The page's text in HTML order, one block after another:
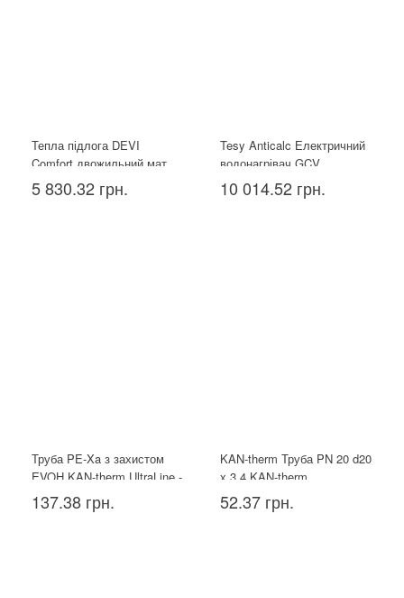
Тепла підлога DEVI
Comfort двожильний мат
150T 1.5 м²
5 830.32 грн.
Tesy Anticalc Електричний
водонагрівач GCV
1004424D B14 TBR, 100л
10 014.52 грн.
Труба PE-Xa з захистом
EVOH KAN-therm UltraLine -
16x2.2
137.38 грн.
KAN-therm Труба PN 20 d20
х 3,4 KAN-therm
52.37 грн.